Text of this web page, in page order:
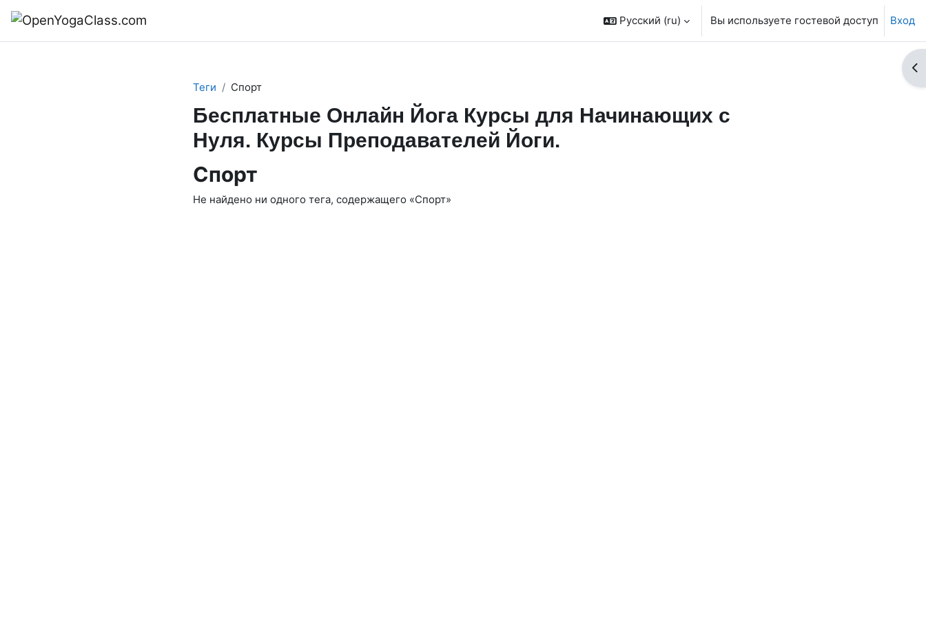
Русский ‎(ru)‎ Вы используете гостевой доступ Вход
Теги
Спорт
Бесплатные Онлайн Йога Курсы для Начинающих с
Нуля. Курсы Преподавателей Йоги.
Спорт
Не найдено ни одного тега, содержащего «Спорт»